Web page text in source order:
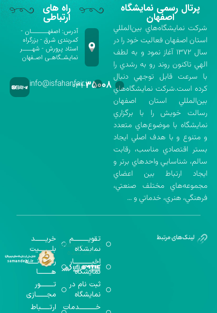
پرتال رسمی نمایشگاه
اصفهان
شركت نمايشگاه‌هاي بين‌المللي
استان اصفهان فعاليت خود را در
سال ۱۳۷۲ آغاز نمود و به لطف
الهي تاكنون روند رو به رشدي را
با سرعت قابل توجهي دنبال
كرده است.شركت نمايشگاه‌هاي
بين‌المللي استان اصفهان
رسالت خويش را با برگزاري
نمايشگاه با موضوع‌هاي متعدد
و متنوع و با هدف اصلي ايجاد
بستر اقتصادي مناسب، رقابت
سالم، شناسايي واحدهاي برتر و
ايجاد ارتباط بين اعضاي
مجموعه‌هاي مختلف صنعتي،
فرهنگي، هنري، خدماتي و …
راه های
ارتباطی
آدرس: اصفهـــــــان -
کمربندی شرق - بزرگراه
استاد پرورش - شهــــر
نمایشـگاهـی اصـفهان
۰۳۱-۳۵۰۰۸info@isfahanfair.ir
تقویــــــــــم
نمایشگاه
اخبــــــــــــار
نمایشگاه
ثبت نام در
نمایشگاه
خـــــــــــدمات
خریـــــــد
بلـــــــــیت
رســـــانــــــه
هـــــــــا
تـــــــــور
مجـــــــازی
ارتــــــباط
گواهینامه‌های
اخذ شده